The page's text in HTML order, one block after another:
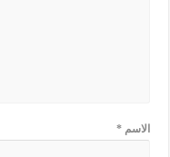
الاسم*